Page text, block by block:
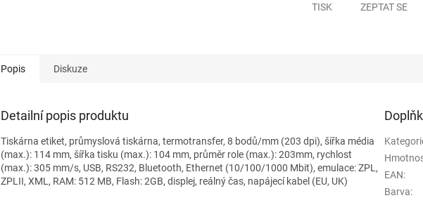
TISK ZEPTAT SE
Popis Diskuze
Detailní popis produktu
Tiskárna etiket, průmyslová tiskárna, termotransfer, 8 bodů/mm (203 dpi), šířka média
(max.): 114 mm, šířka tisku (max.): 104 mm, průměr role (max.): 203mm, rychlost
(max.): 305 mm/s, USB, RS232, Bluetooth, Ethernet (10/100/1000 Mbit), emulace: ZPL,
ZPLII, XML, RAM: 512 MB, Flash: 2GB, displej, reálný čas, napájecí kabel (EU, UK)
EAN:
Barva: